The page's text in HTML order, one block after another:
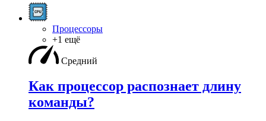
Процессоры
+1 ещё
Средний
Как процессор распознает длину
команды?